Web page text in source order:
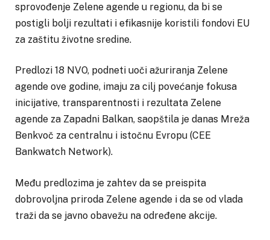
sprovođenje Zelene agende u regionu, da bi se
postigli bolji rezultati i efikasnije koristili fondovi EU
za zaštitu životne sredine.
Predlozi 18 NVO, podneti uoči ažuriranja Zelene
agende ove godine, imaju za cilj povećanje fokusa
inicijative, transparentnosti i rezultata Zelene
agende za Zapadni Balkan, saopštila je danas Mreža
Benkvoč za centralnu i istočnu Evropu (CEE
Bankwatch Network).
Među predlozima je zahtev da se preispita
dobrovoljna priroda Zelene agende i da se od vlada
traži da se javno obavežu na određene akcije.